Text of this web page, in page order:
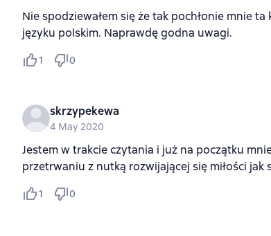
Nie spodziewałem się że tak pochłonie mnie
języku polskim. Naprawdę godna uwagi.
1 0
skrzypekewa
4 May 2020
Jestem w trakcie czytania i już na początku
przetrwaniu z nutką rozwijającej się miłości
1 0